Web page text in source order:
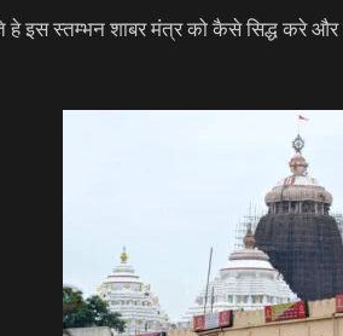
हे इस स्तम्भन शाबर मंत्र को कैसे सिद्ध करे